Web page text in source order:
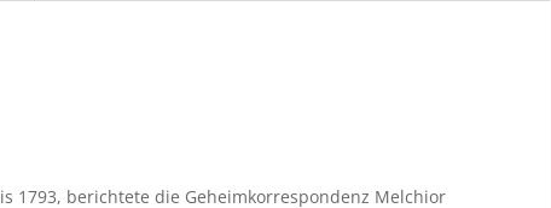
1793, berichtete die Geheimkorrespondenz Melchior